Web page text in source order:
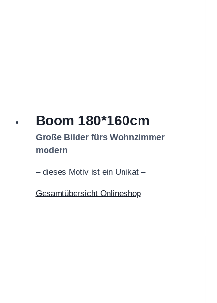
Boom 180*160cm
Große Bilder fürs Wohnzimmer
modern
– dieses Motiv ist ein Unikat –
Gesamtübersicht Onlineshop